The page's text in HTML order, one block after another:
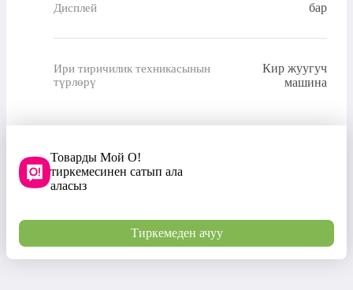
Дисплей бар
Ири тиричилик техникасынын
түрлөрү
Кир жуугуч
машина
Товарды Мой О!
тиркемесинен сатып ала
аласыз
Тиркемеден ачуу